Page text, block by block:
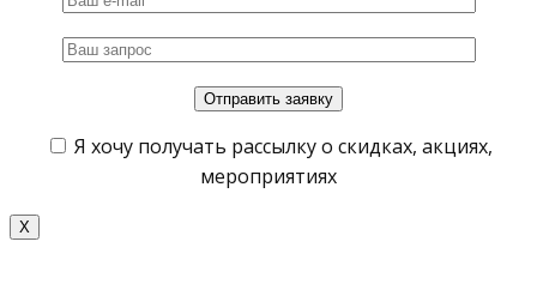
Я хочу получать рассылку о скидках, акциях,
мероприятиях
X